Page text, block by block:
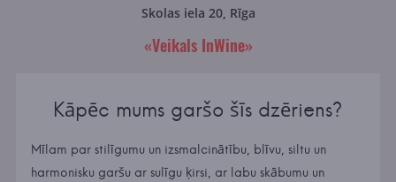
Skolas iela 20, Rīga
«Veikals InWine»
Kāpēc mums garšo šīs dzēriens?
Mīlam par stilīgumu un izsmalcinātību, blīvu, siltu un
harmonisku garšu ar sulīgu ķirsi, ar labu skābumu un